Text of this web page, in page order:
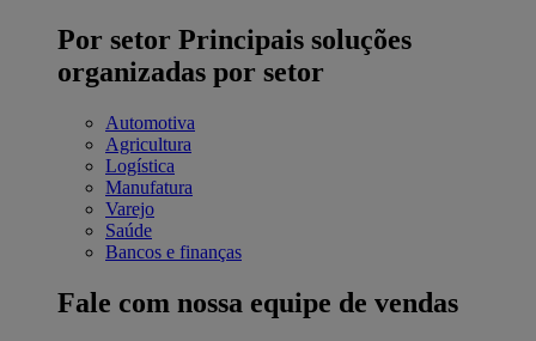
Por setor Principais soluções
organizadas por setor
Automotiva
Agricultura
Logística
Manufatura
Varejo
Saúde
Bancos e finanças
Fale com nossa equipe de vendas